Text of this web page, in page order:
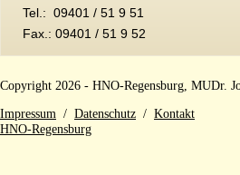
Tel.: 09401 / 51 9 51
Fax.: 09401 / 51 9 52
Copyright 2026 - HNO-Regensburg, MUDr.
Impressum / Datenschutz / Kontakt
HNO-Regensburg